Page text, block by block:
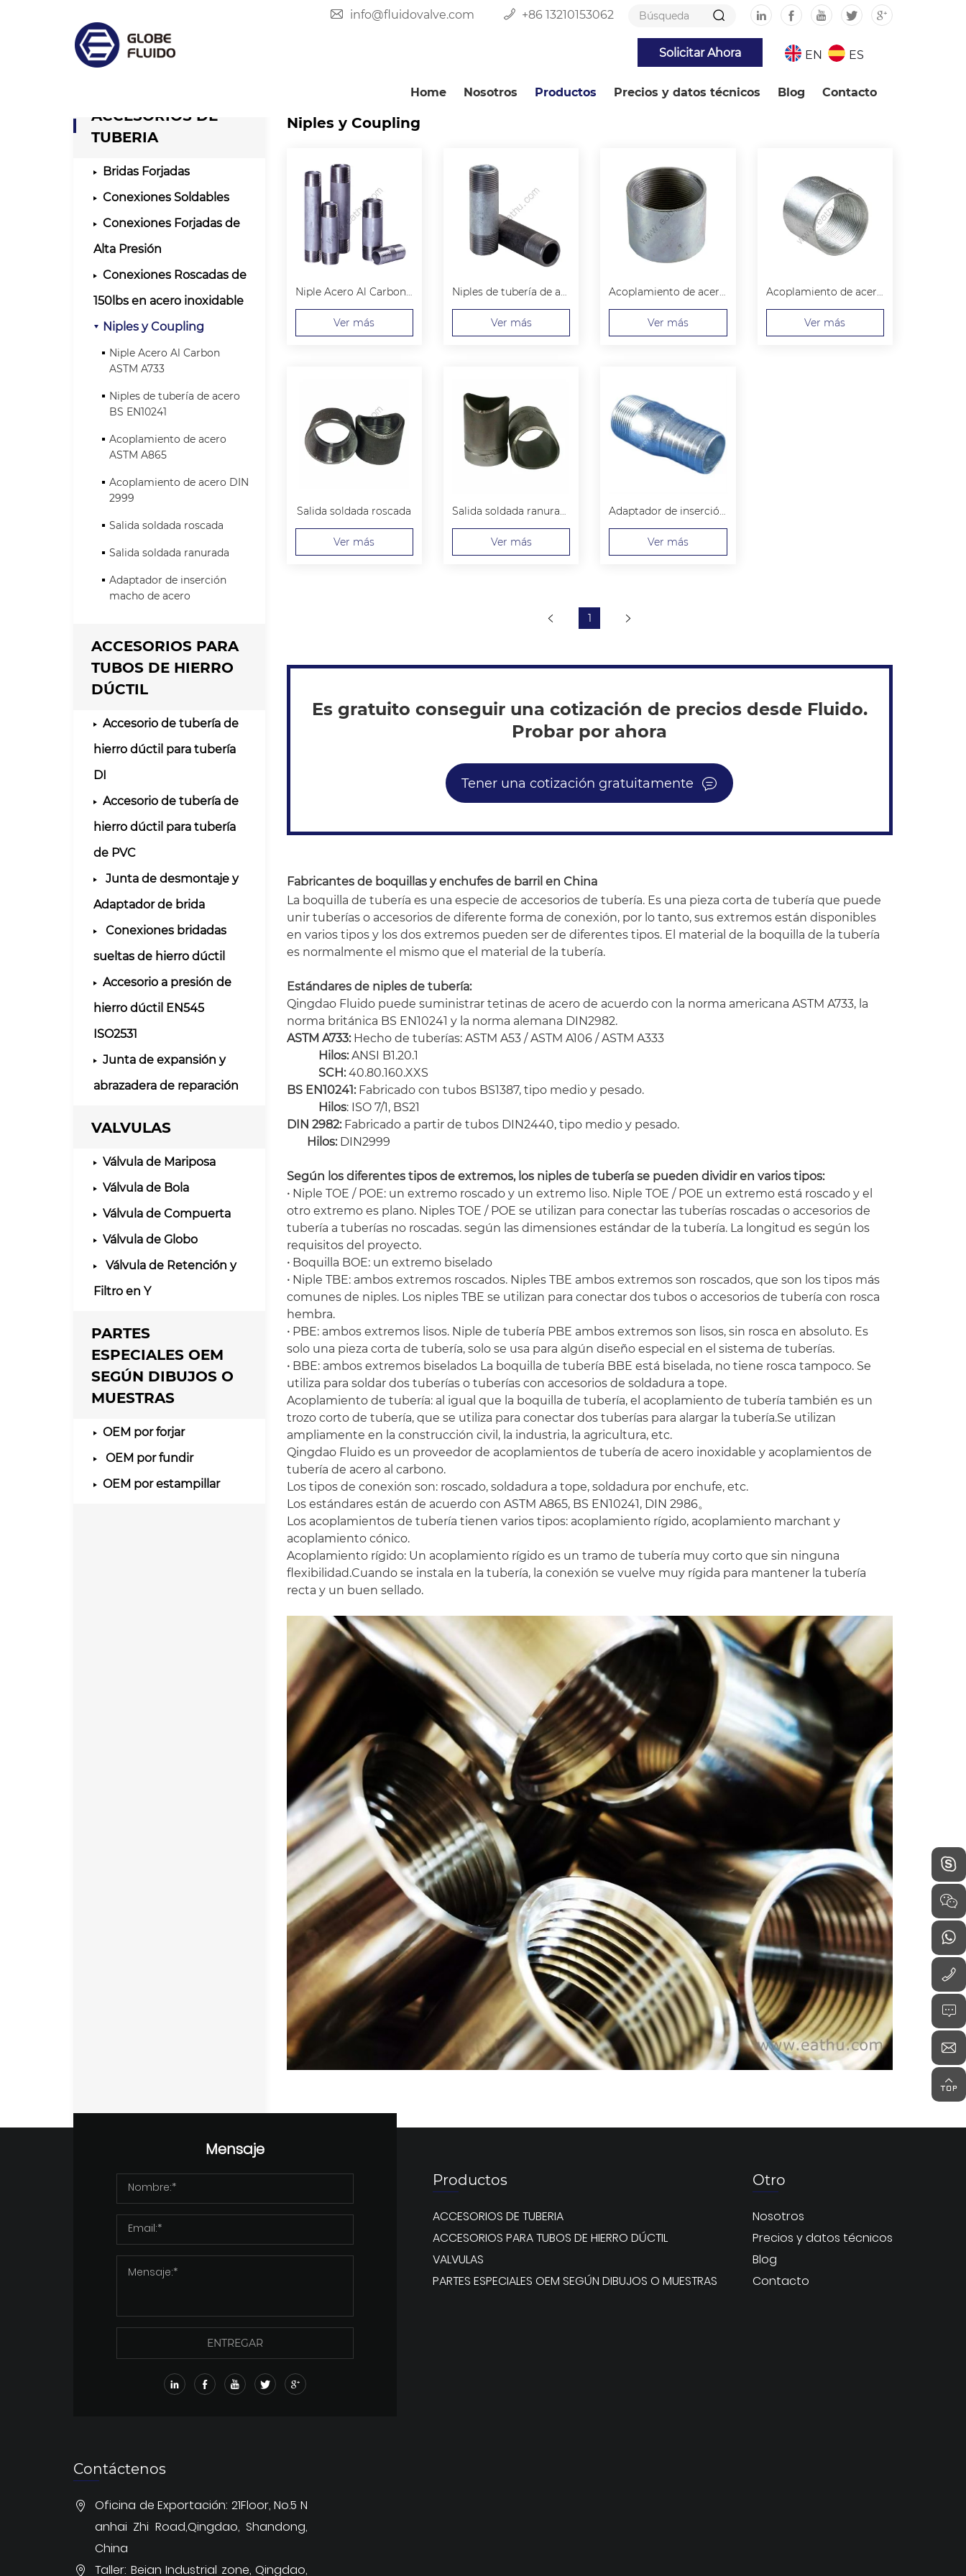
info@fluidovalve.com +86 13210153062
EN ES
Solicitar Ahora
Home Nosotros Productos Precios y datos técnicos Blog Contacto
ACCESORIOS DE
TUBERIA
Bridas Forjadas
Conexiones Soldables
Conexiones Forjadas de
Alta Presión
Conexiones Roscadas de
150lbs en acero inoxidable
Niples y Coupling
Niple Acero Al Carbon
ASTM A733
Niples de tubería de acero
BS EN10241
Acoplamiento de acero
ASTM A865
Acoplamiento de acero DIN
2999
Salida soldada roscada
Salida soldada ranurada
Adaptador de inserción
macho de acero
ACCESORIOS PARA
TUBOS DE HIERRO
DÚCTIL
Accesorio de tubería de
hierro dúctil para tubería
DI
Accesorio de tubería de
hierro dúctil para tubería
de PVC
Junta de desmontaje y
Adaptador de brida
Conexiones bridadas
sueltas de hierro dúctil
Accesorio a presión de
hierro dúctil EN545
ISO2531
Junta de expansión y
abrazadera de reparación
VALVULAS
Válvula de Mariposa
Válvula de Bola
Válvula de Compuerta
Válvula de Globo
Válvula de Retención y
Filtro en Y
PARTES
ESPECIALES OEM
SEGÚN DIBUJOS O
MUESTRAS
OEM por forjar
OEM por fundir
OEM por estampillar
Niples y Coupling
Niple Acero Al Carbon ASTM A733
Ver más
Niples de tubería de acero BS EN10241
Ver más
Acoplamiento de acero ASTM A865
Ver más
Acoplamiento de acero DIN 2999
Ver más
Salida soldada roscada
Ver más Ver más Ver más
1
Es gratuito conseguir una cotización de precios desde Fluido.
Probar por ahora
Tener una cotización gratuitamente
Fabricantes de boquillas y enchufes de barril en China
La boquilla de tubería es una especie de accesorios de tubería. Es una pieza corta de tubería que puede
unir tuberías o accesorios de diferente forma de conexión, por lo tanto, sus extremos están disponibles
en varios tipos y los dos extremos pueden ser de diferentes tipos. El material de la boquilla de la tubería
es normalmente el mismo que el material de la tubería.
Estándares de niples de tubería:
Qingdao Fluido puede suministrar tetinas de acero de acuerdo con la norma americana ASTM A733, la
norma británica BS EN10241 y la norma alemana DIN2982.
ASTM A733:Hecho de tuberías: ASTM A53 / ASTM A106 / ASTM A333
Hilos:ANSI B1.20.1
SCH:40.80.160.XXS
BS EN10241:Fabricado con tubos BS1387, tipo medio y pesado.
Hilos: ISO 7/1, BS21
DIN 2982:Fabricado a partir de tubos DIN2440, tipo medio y pesado.
Hilos:DIN2999
Según los diferentes tipos de extremos, los niples de tubería se pueden dividir en varios tipos:
· Niple TOE / POE: un extremo roscado y un extremo liso. Niple TOE / POE un extremo está roscado y el
otro extremo es plano. Niples TOE / POE se utilizan para conectar las tuberías roscadas o accesorios de
tubería a tuberías no roscadas. según las dimensiones estándar de la tubería. La longitud es según los
requisitos del proyecto.
· Boquilla BOE: un extremo biselado
· Niple TBE: ambos extremos roscados. Niples TBE ambos extremos son roscados, que son los tipos más
comunes de niples. Los niples TBE se utilizan para conectar dos tubos o accesorios de tubería con rosca
hembra.
· PBE: ambos extremos lisos. Niple de tubería PBE ambos extremos son lisos, sin rosca en absoluto. Es
solo una pieza corta de tubería, solo se usa para algún diseño especial en el sistema de tuberías.
· BBE: ambos extremos biselados La boquilla de tubería BBE está biselada, no tiene rosca tampoco. Se
utiliza para soldar dos tuberías o tuberías con accesorios de soldadura a tope.
Acoplamiento de tubería: al igual que la boquilla de tubería, el acoplamiento de tubería también es un
trozo corto de tubería, que se utiliza para conectar dos tuberías para alargar la tubería.Se utilizan
ampliamente en la construcción civil, la industria, la agricultura, etc.
Qingdao Fluido es un proveedor de acoplamientos de tubería de acero inoxidable y acoplamientos de
tubería de acero al carbono.
Los tipos de conexión son: roscado, soldadura a tope, soldadura por enchufe, etc.
Los estándares están de acuerdo con ASTM A865, BS EN10241, DIN 2986。
Los acoplamientos de tubería tienen varios tipos: acoplamiento rígido, acoplamiento marchant y
acoplamiento cónico.
Acoplamiento rígido: Un acoplamiento rígido es un tramo de tubería muy corto que sin ninguna
flexibilidad.Cuando se instala en la tubería, la conexión se vuelve muy rígida para mantener la tubería
recta y un buen sellado.
Mensaje
ENTREGAR
Productos
ACCESORIOS DE TUBERIA
ACCESORIOS PARA TUBOS DE HIERRO DÚCTIL
VALVULAS
PARTES ESPECIALES OEM SEGÚN DIBUJOS O MUESTRAS
Otro
Nosotros
Precios y datos técnicos
Blog
Contacto
Contáctenos
Oficina de Exportación: 21Floor, No.5 N
anhai Zhi Road,Qingdao, Shandong,
China
Taller: Beian Industrial zone, Qingdao,